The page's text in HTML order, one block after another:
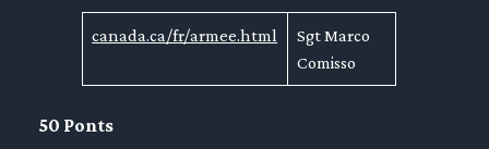
canada.ca/fr/armee.html
Sgt Marco
Comisso
50 Ponts